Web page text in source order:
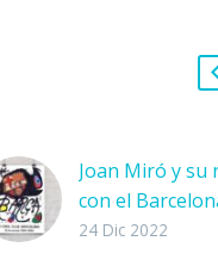
Joan Miró y su
con el
Todo equipo
24 Dic 2022